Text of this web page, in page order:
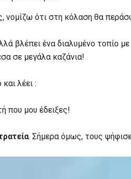
νομίζω ότι στη κόλαση θα
βλέπει ένα διαλυμένο τοπίο
σε μεγάλα καζάνια!
λέει :
που μου έδειξες!
. Σήμερα όμως, τους